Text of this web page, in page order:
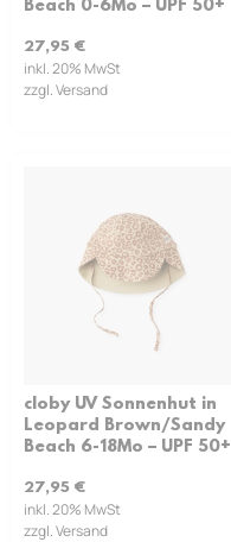
Beach 0-6Mo – UPF 50+
27,95 €
inkl. 20% MwSt
zzgl. Versand
cloby UV Sonnenhut in
Leopard Brown/Sandy
Beach 6-18Mo – UPF 50+
27,95 €
inkl. 20% MwSt
zzgl. Versand